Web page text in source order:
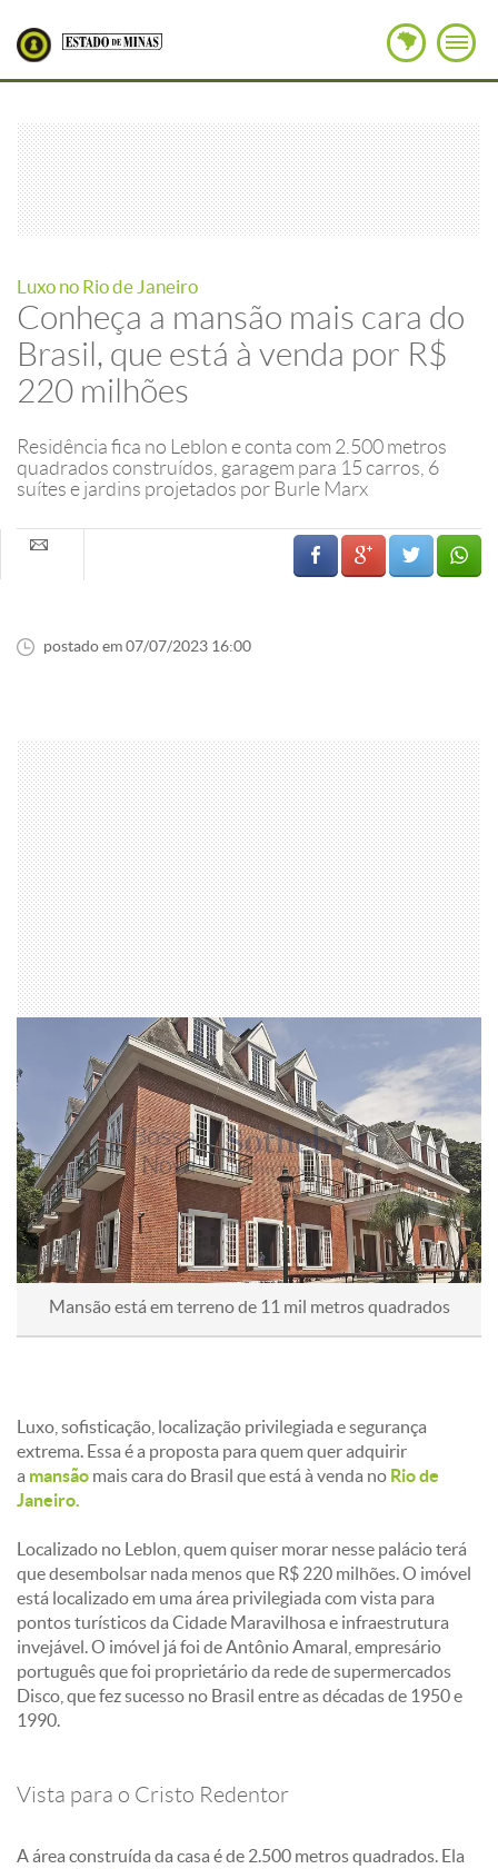
Luxo no Rio de Janeiro
Conheça a mansão mais cara do
Brasil, que está à venda por R$
220 milhões
Residência fica no Leblon e conta com 2.500 metros
quadrados construídos, garagem para 15 carros, 6
suítes e jardins projetados por Burle Marx
postado em 07/07/2023 16:00
Mansão está em terreno de 11 mil metros quadrados
Luxo, sofisticação, localização privilegiada e segurança
extrema. Essa é a proposta para quem quer adquirir
a mansão mais cara do Brasil que está à venda no Rio de
Janeiro.
Localizado no Leblon, quem quiser morar nesse palácio terá
que desembolsar nada menos que R$ 220 milhões. O imóvel
está localizado em uma área privilegiada com vista para
pontos turísticos da Cidade Maravilhosa e infraestrutura
invejável. O imóvel já foi de Antônio Amaral, empresário
português que foi proprietário da rede de supermercados
Disco, que fez sucesso no Brasil entre as décadas de 1950 e
1990.
Vista para o Cristo Redentor
A área construída da casa é de 2.500 metros quadrados. Ela